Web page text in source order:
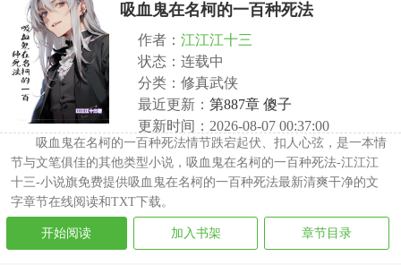
吸血鬼在名柯的一百种死法
作者： 江江江十三
状态：连载中
分类：修真武侠
最近更新： 第887章 傻子
更新时间：2026-08-07 00:37:00
吸血鬼在名柯的一百种死法情节跌宕起伏、扣人心弦，是一本情
节与文笔俱佳的其他类型小说，吸血鬼在名柯的一百种死法-江江江
十三-小说旗免费提供吸血鬼在名柯的一百种死法最新清爽干净的文
字章节在线阅读和TXT下载。
开始阅读 加入书架 章节目录